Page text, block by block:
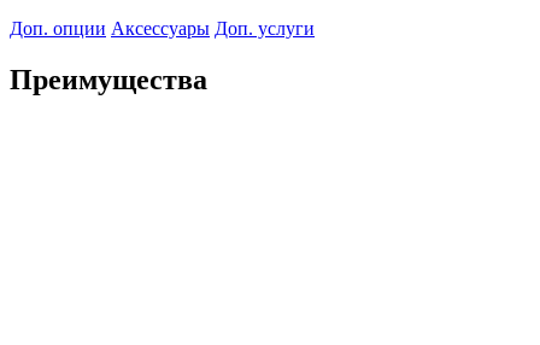
Доп. опции Аксессуары Доп. услуги
Преимущества